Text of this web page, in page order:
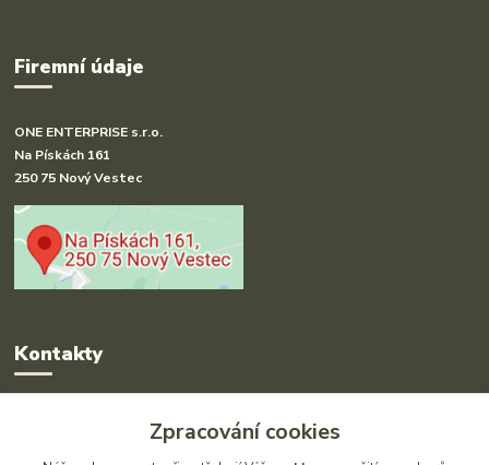
Firemní údaje
ONE ENTERPRISE s.r.o.
Na Pískách 161
250 75 Nový Vestec
Kontakty
Radka Hakl
+420 777 613 020Zpracování cookies